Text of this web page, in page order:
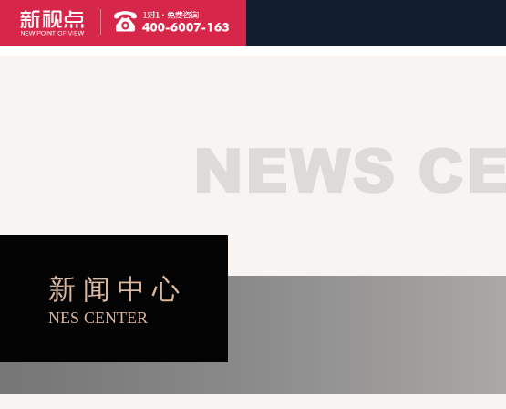
品牌设计 网络建设 视频制作 企业邮箱
新 闻 中 心
NES CENTER